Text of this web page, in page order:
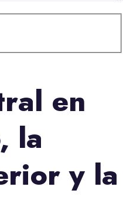
en
la
y la